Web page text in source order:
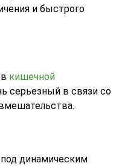
и быстрого
кишечной
серьезный в связи со
динамическим